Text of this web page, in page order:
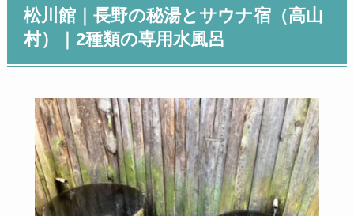
松川館 ｜長野の秘湯とサウナ宿（高山
村）
｜2種類の専用水風呂